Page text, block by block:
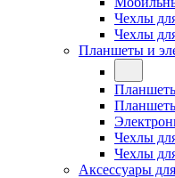
Чехлы
Чехлы
Планшеты и
Чехлы
Чехлы
Аксессуары